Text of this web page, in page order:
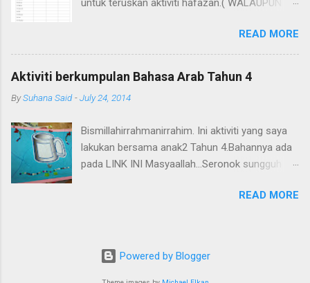
blogwalking dan terjumpa blog sisters kat
UK(kalau xsilap) yang amat tekun mengajar
anak2 mereka di rumah. Saya kongsikan di sini
carta hafazan untuk tandakan surah2 yang
dihafaz oleh anak kita. Rujuk di sini
juga di sini
http://www.easelandink.com/gallery/index.htm
Sangat bagus dan islamic .
READ MORE
Aktiviti berkumpulan Bahasa Arab Tahun 4
BySuhana Said -July 24, 2014
Bismillahirrahmanirrahim. Ini aktiviti yang saya
lakukan bersama anak2 Tahun 4.Bahannya ada
pada LINK INI Masyaallah...Seronok sungguh
READ MORE
Powered by Blogger